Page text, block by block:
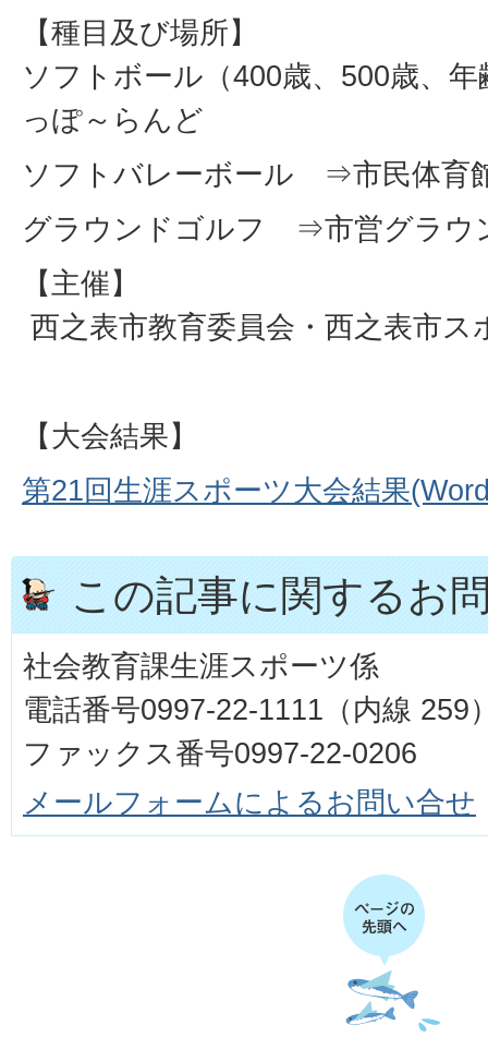
【種目及び場所】
ソフトボール（400歳、500歳、
っぽ～らんど
ソフトバレーボール ⇒市民体育
グラウンドゴルフ ⇒市営グラウ
【主催】
西之表市教育委員会・西之表市ス
【大会結果】
第21回生涯スポーツ大会結果
この記事に関するお
社会教育課生涯スポーツ係
電話番号0997-22-1111（内線 259
ファックス番号0997-22-0206
メールフォームによるお問い合せ